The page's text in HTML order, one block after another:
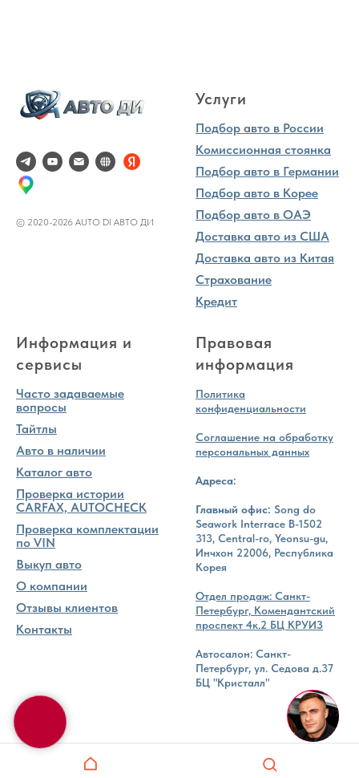
© 2020-2026 AUTO DI АВТО ДИ
Услуги
Подбор авто в России
Комиссионная стоянка
Подбор авто в Германии
Подбор авто в Корее
Подбор авто в ОАЭ
Доставка авто из США
Доставка авто из Китая
Страхование
Кредит
Информация и
сервисы
Часто задаваемые
вопросы
Тайтлы
Авто в наличии
Каталог авто
Проверка истории
CARFAX, AUTOCHECK
Проверка комплектации
по VIN
Выкуп авто
О компании
Отзывы клиентов
Контакты
Правовая
информация
Политика
конфиденциальности
Соглашение на обработку
персональных данных
Адреса:
Главный офис: Song do
Seawork Interrace B-1502
313, Central-ro, Yeonsu-gu,
Инчхон 22006, Республика
Корея
Отдел продаж: Санкт-
Петербург, Комендантский
проспект 4к.2 БЦ КРУИЗ
Автосалон: Санкт-
Петербург, ул. Седова д.37
БЦ "Кристалл"